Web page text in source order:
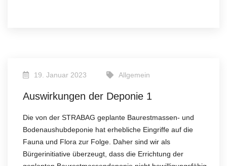
19. Januar 2023 Allgemein
Auswirkungen der Deponie 1
Die von der STRABAG geplante Baurestmassen- und
Bodenaushubdeponie hat erhebliche Eingriffe auf die
Fauna und Flora zur Folge. Daher sind wir als
Bürgerinitiative überzeugt, dass die Errichtung der